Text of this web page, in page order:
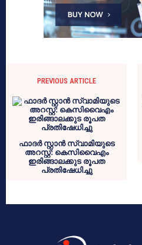
PREVIOUS ARTICLE
ഫാദർ സ്റ്റാൻ സ്വാമിയുടെ
അറസ്റ്റ്: കെസിവൈഎം
ഇരിങ്ങാലക്കുട രൂപത
പ്രതിഷേധിച്ചു